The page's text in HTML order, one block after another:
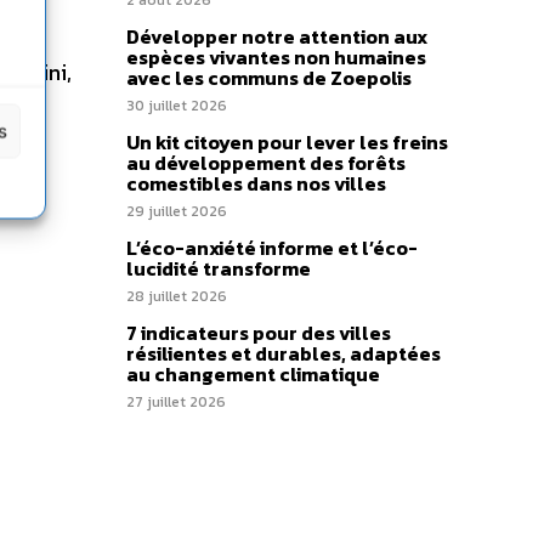
Développer notre attention aux
espèces vivantes non humaines
avec les communs de Zoepolis
30 juillet 2026
Un kit citoyen pour lever les freins
au développement des forêts
comestibles dans nos villes
29 juillet 2026
L’éco-anxiété informe et l’éco-
lucidité transforme
28 juillet 2026
7 indicateurs pour des villes
résilientes et durables, adaptées
au changement climatique
27 juillet 2026